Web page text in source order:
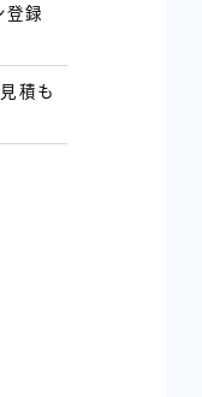
登録
積も